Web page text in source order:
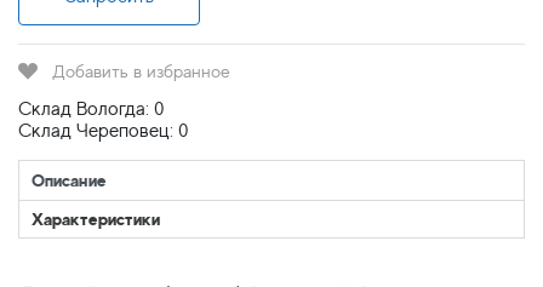
Добавить в избранное
Склад Вологда: 0
Склад Череповец: 0
Описание
Характеристики